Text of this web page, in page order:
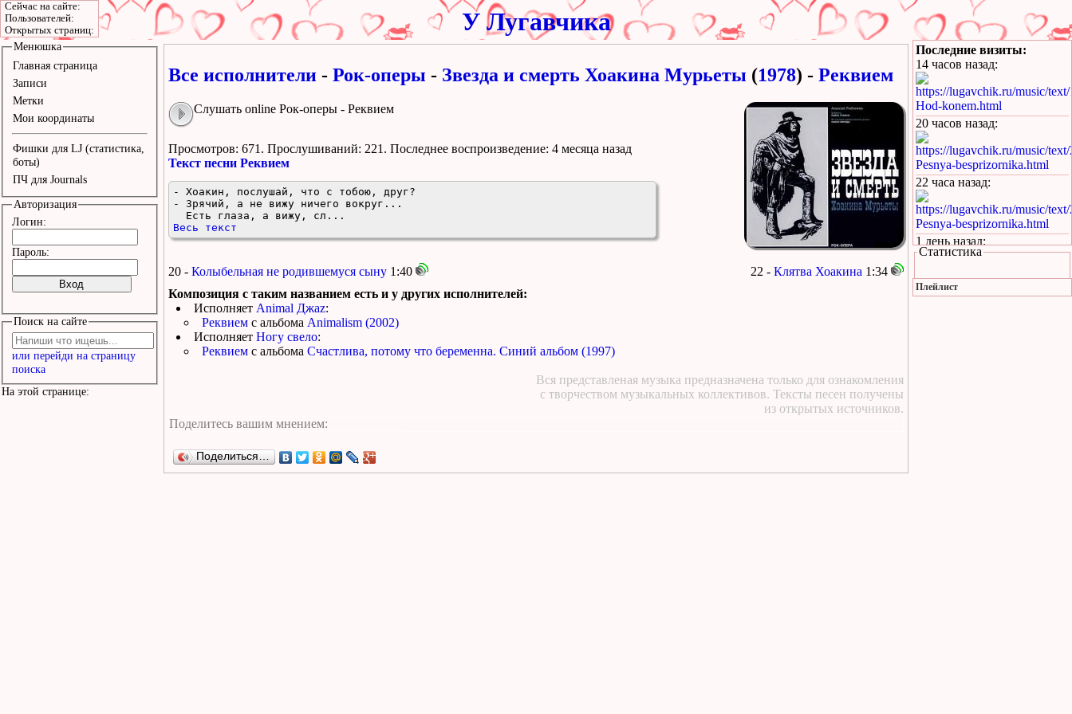
У Лугавчика
Все исполнители - Рок-оперы - Звезда и смерть Хоакина Мурьеты (1978) - Реквием
Слушать online Рок-оперы - Реквием
Просмотров: 671. Прослушиваний: 221. Поcледнее воспроизведение: 4 месяца назад
Текст песни Реквием
- Хоакин, послушай, что с тобою, друг?
- Зрячий, а не вижу ничего вокруг...
  Есть глаза, а вижу, сл...
Весь текст
20 - Колыбельная не родившемуся сыну 1:40 22 - Клятва Хоакина 1:34
Композиция с таким названием есть и у других исполнителей:
Исполняет Animal Джаz:
Реквием с альбома Animalism (2002)
Исполняет Ногу свело:
Реквием с альбома Счастлива, потому что беременна. Синий альбом (1997)
Вся представленая музыка предназначена только для ознакомления
с творчеством музыкальных коллективов. Тексты песен получены
из открытых источников.
Поделиться…
Менюшка
Главная страница
Записи
Метки
Мои координаты
Фишки для LJ (статистика,
боты)
ПЧ для Journals
Авторизация
Логин:
Пароль:
Поиск на сайте
или перейди на страницу
поиска
На этой странице:
Последние визиты:
14 часов назад:
https://lugavchik.ru/music/
Hod-konem.html
20 часов назад:
https://lugavchik.ru/music/
Pesnya-besprizornika.html
22 часа назад:
https://lugavchik.ru/music/
Pesnya-besprizornika.html
1 день назад:
Leto-(pesnya-dlya-Coya).html
1 день назад:
Статистика
Плейлист
Сейчас на сайте:
Пользователей:
Открытых страниц: